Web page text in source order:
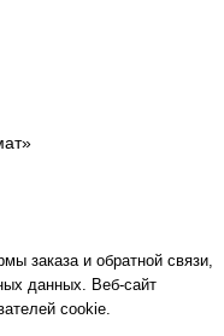
заказа и обратной связи,
данных. Веб-сайт
cookie.